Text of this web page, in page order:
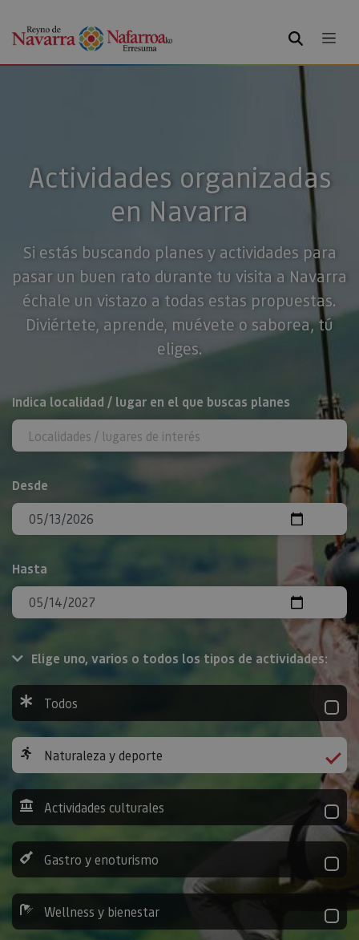
BUSCAR
Actividades organizadas
en Navarra
Si estás buscando planes y actividades para
pasar un buen rato durante tu visita a Navarra
échale un vistazo a todas estas propuestas.
Diviértete, aprende, muévete o saborea, tú
eliges.
BUSCAR
Indica localidad / lugar en el que buscas planes
Desde
Hasta
Elige uno, varios o todos los tipos de actividades:
Todos
Naturaleza y deporte
Actividades culturales
Gastro y enoturismo
Wellness y bienestar